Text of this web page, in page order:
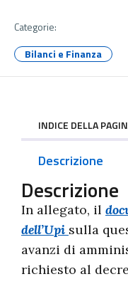
Categorie:
Bilanci e Finanza
INDICE DELLA
Descrizione
Descrizione
In allegato, il
dell’Upi sulla
avanzi di
richiesto al